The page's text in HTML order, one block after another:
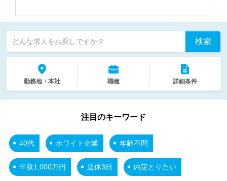
どんな求人をお探しですか？ 検索
勤務地・本社 職種 詳細条件
注目のキーワード
40代 ホワイト企業 年齢不問
年収1,000万円 週休3日 内定とりたい